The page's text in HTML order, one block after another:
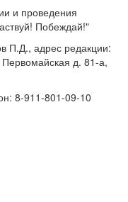
и проведения
Побеждай!"
П.Д., адрес редакции:
д. 81-а,
8-911-801-09-10